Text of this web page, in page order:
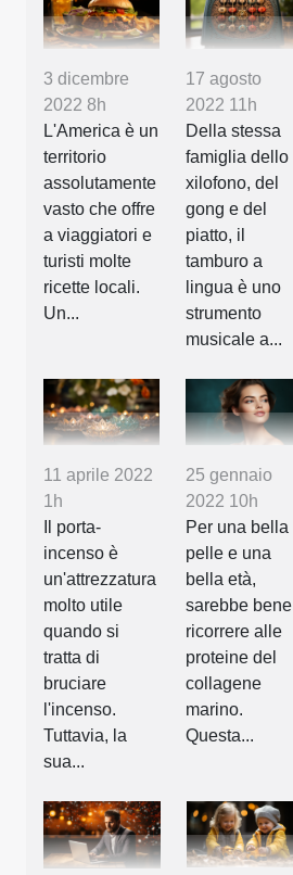
3 dicembre
2022 8h
L'America è un
territorio
assolutamente
vasto che offre
a viaggiatori e
turisti molte
ricette locali.
Un...
17 agosto
2022 11h
Della stessa
famiglia dello
xilofono, del
gong e del
piatto, il
tamburo a
lingua è uno
strumento
musicale a...
11 aprile 2022
1h
Il porta-
incenso è
un'attrezzatura
molto utile
quando si
tratta di
bruciare
l'incenso.
Tuttavia, la
sua...
25 gennaio
2022 10h
Per una bella
pelle e una
bella età,
sarebbe bene
ricorrere alle
proteine del
collagene
marino.
Questa...